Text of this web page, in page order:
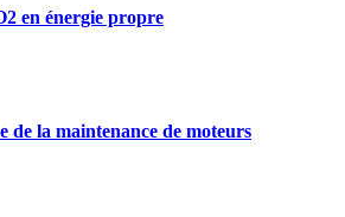
en énergie propre
de la maintenance de moteurs